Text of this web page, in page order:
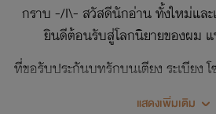
กราบ -/I\- สวัสดีนักอ่าน ทั้งใหม่และ
ยินดีต้อนรับสู่โลกนิยายของผม แ
ที่ขอรับประกันบทรักบนเตียง ระเบียง
แสดงเพิ่มเติม